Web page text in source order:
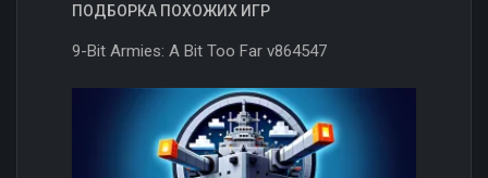
ПОДБОРКА ПОХОЖИХ ИГР
9-Bit Armies: A Bit Too Far v864547